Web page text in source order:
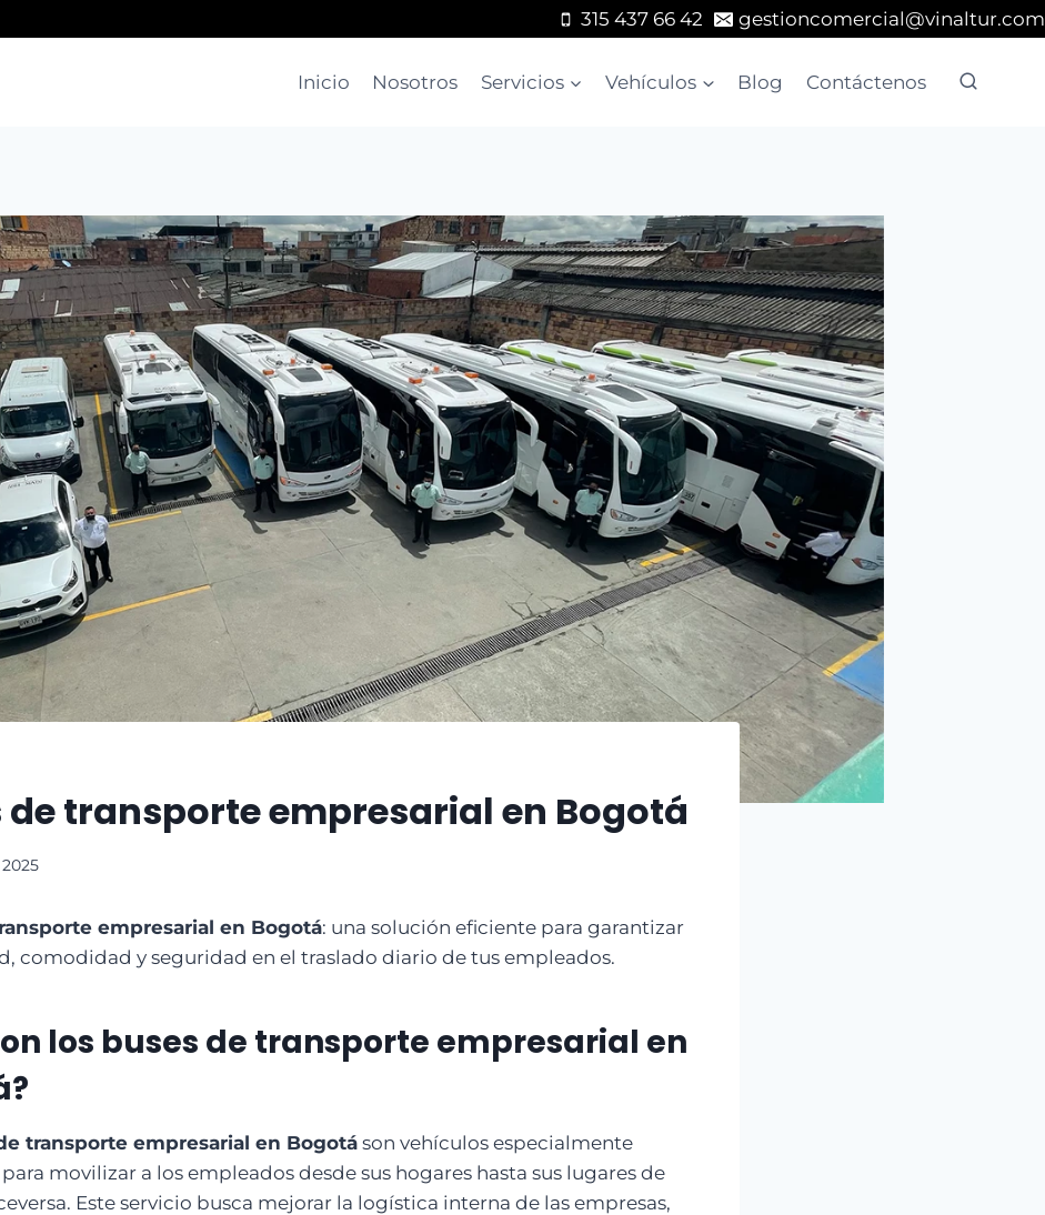
315 437 66 42 gestioncomercial@vinaltur.com
Inicio Nosotros Servicios Vehículos Blog Contáctenos
de transporte empresarial en Bogotá
empresarial en Bogotá: una solución eficiente para garantizar
comodidad y seguridad en el traslado diario de tus empleados.
los buses de transporte empresarial en
transporte empresarial en Bogotá son vehículos especialmente
movilizar a los empleados desde sus hogares hasta sus lugares de
Este servicio busca mejorar la logística interna de las empresas,